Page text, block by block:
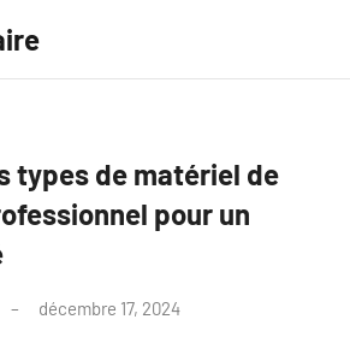
types de matériel de
pour un
décembre 17, 2024